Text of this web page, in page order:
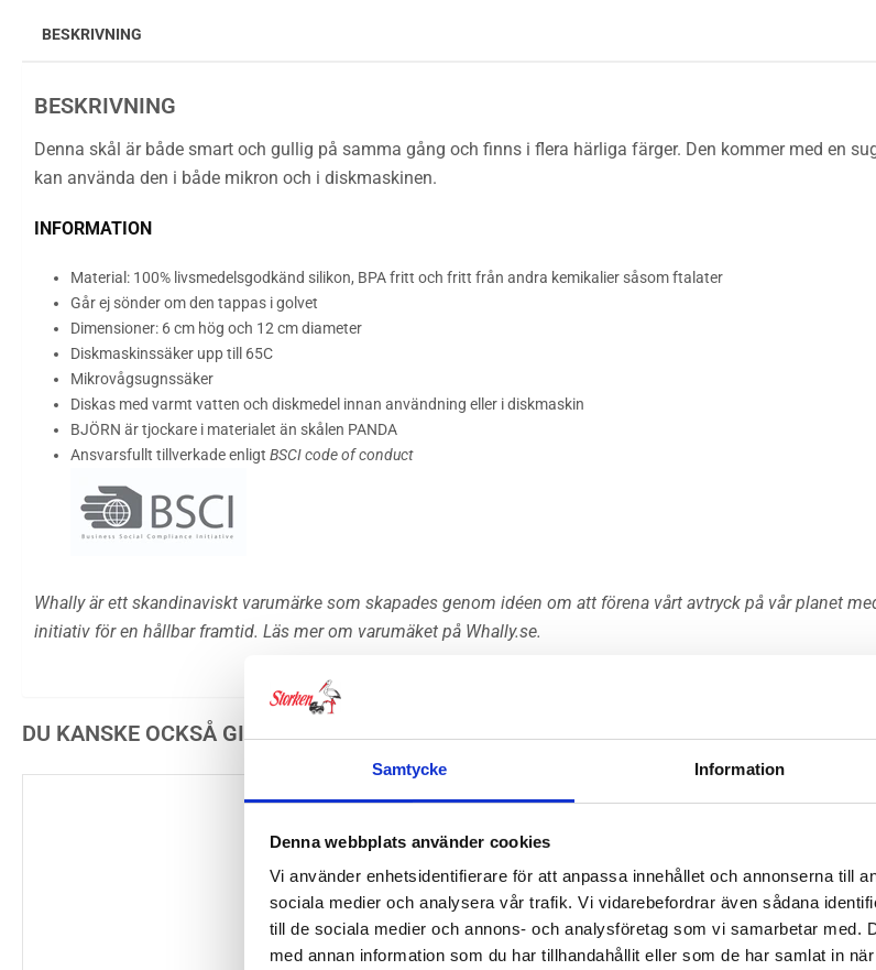
Samtycke Information
Denna webbplats använder cookies
Vi använder enhetsidentifierare för att anpassa innehållet och annonserna till
sociala medier och analysera vår trafik. Vi vidarebefordrar även sådana
till de sociala medier och annons- och analysföretag som vi samarbetar med.
med annan information som du har tillhandahållit eller som de har samlat in
BESKRIVNING
BESKRIVNING
Denna skål är både smart och gullig på samma gång och finns i flera härliga färger. Den kommer med en
kan använda den i både mikron och i diskmaskinen.
INFORMATION
Material: 100% livsmedelsgodkänd silikon, BPA fritt och fritt från andra kemikalier såsom ftalater
Går ej sönder om den tappas i golvet
Dimensioner: 6 cm hög och 12 cm diameter
Diskmaskinssäker upp till 65C
Mikrovågsugnssäker
Diskas med varmt vatten och diskmedel innan användning eller i diskmaskin
BJÖRN är tjockare i materialet än skålen PANDA
Ansvarsfullt tillverkade enligt BSCI code of conduct
Whally är ett skandinaviskt varumärke som skapades genom idéen om att förena vårt avtryck på vår planet
initiativ för en hållbar framtid. Läs mer om varumäket på Whally.se.
DU KANSKE OCKSÅ GILLAR …